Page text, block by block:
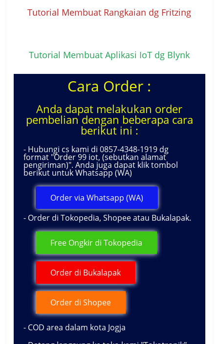
Tutorial Membuat Rangkaian dg Fritzing
Tutorial Membuat Aplikasi IoT dg Blynk
Cara Order :
Anda dapat melakukan order
pembelian dengan beberapa cara
berikut ini :
- Hubungi cs kami di 0857-4348-1919 dg
format "Order 99 iot, (sebutkan alamat
pengiriman)". Anda juga dapat klik tombol
berikut untuk Whatsapp (WA)
Order via Whatsapp (WA)
- Order di Tokopedia, Shopee atau Bukalapak.
Free Ongkir di Tokopedia
Order di Bukalapak
Order di Shopee
- COD area dalam kota Jogja